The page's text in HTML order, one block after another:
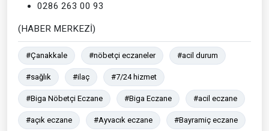
0286 263 00 93
(HABER MERKEZİ)
#Çanakkale #nöbetçi eczaneler #acil durum
#sağlık #ilaç #7/24 hizmet
#Biga Nöbetçi Eczane #Biga Eczane #acil eczane
#açık eczane #Ayvacık eczane #Bayramiç eczane